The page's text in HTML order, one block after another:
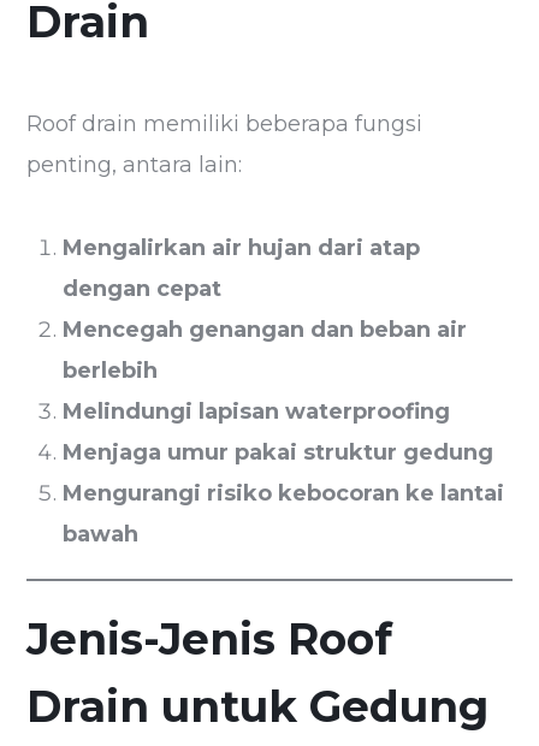
Drain
Roof drain memiliki beberapa fungsi
penting, antara lain:
Mengalirkan air hujan dari atap
dengan cepat
Mencegah genangan dan beban air
berlebih
Melindungi lapisan waterproofing
Menjaga umur pakai struktur gedung
Mengurangi risiko kebocoran ke lantai
bawah
Jenis-Jenis Roof
Drain untuk Gedung